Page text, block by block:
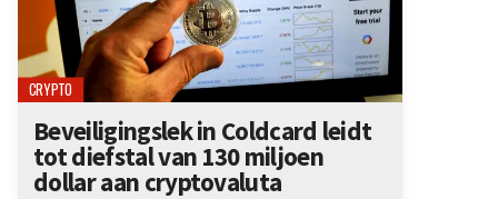
CRYPTO
Beveiligingslek in Coldcard leidt
tot diefstal van 130 miljoen
dollar aan cryptovaluta